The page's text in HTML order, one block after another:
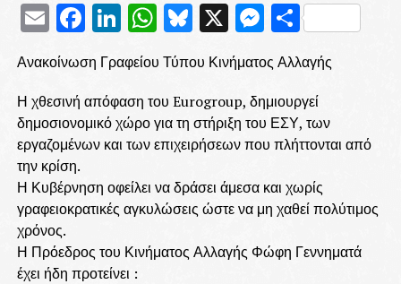
EmailFacebook
LinkedIn
WhatsApp
Bluesky
X
Ανακοίνωση Γραφείου Τύπου Κινήματος Αλλαγής
Η χθεσινή απόφαση του Eurogroup, δημιουργεί
δημοσιονομικό χώρο για τη στήριξη του ΕΣΥ, των
εργαζομένων και των επιχειρήσεων που πλήττονται από
την κρίση.
Η Κυβέρνηση οφείλει να δράσει άμεσα και χωρίς
γραφειοκρατικές αγκυλώσεις ώστε να μη χαθεί πολύτιμος
χρόνος.
Η Πρόεδρος του Κινήματος Αλλαγής Φώφη Γεννηματά
έχει ήδη προτείνει :